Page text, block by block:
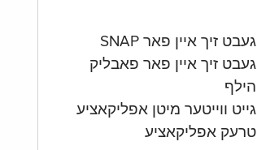
געבט זיך איין פאר SNAP
געבט זיך איין פאר פאבליק
הילף
גייט ווייטער מיטן אפליקאציע
טרעק אפליקאציע